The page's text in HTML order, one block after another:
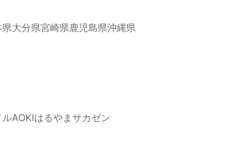
県大分県宮崎県鹿児島県沖縄県
ルAOKIはるやま サカゼン